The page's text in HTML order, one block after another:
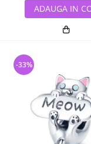
ADAUGA IN
-33%